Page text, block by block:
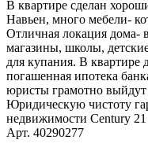
В квартире сделан
Навьен, много мебели-
Отличная локация дома-
магазины, школы,
для купания. В квартире
погашенная ипотека
юристы грамотно выйдут
Юридическую чистоту
недвижимости Century
Арт. 40290277